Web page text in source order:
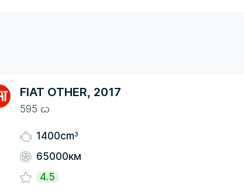
FIAT OTHER, 2017
595 ᦍ
1400cm3
65000км
4.5